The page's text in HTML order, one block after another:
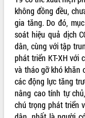
công tỉnh
Đắk Lắk: Tôn vinh 46 giải
thi Sáng tạo Kỹ thuật
Đắk Lắk rà soát, điều
về phát triển nuôi trồng
Phó Chủ tịch UBND tỉnh
Trương Công Thái kiểm
Dự án cao tốc Khánh
Thuột
không đồng đều,
gia tăng. Do đó,
soát hiệu quả dịch
dân, cùng với tập
phát triển KT-XH với
và tháo gỡ khó khăn
các động lực tăng
nâng cao tính tự
chú trọng phát triển